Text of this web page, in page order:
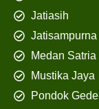
Jatiasih
Jatisampurna
Medan Satria
Mustika Jaya
Pondok Gede